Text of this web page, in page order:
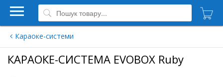
Караоке-системи
КАРАОКЕ-СИСТЕМА EVOBOX Ruby